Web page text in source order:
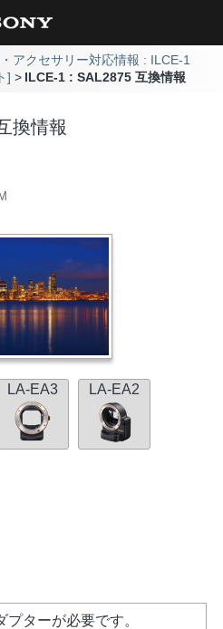
アクセサリー対応情報 : ILCE-1
]
ILCE-1 : SAL2875 互換情報
換情報
LA-EA3 LA-EA2
ターが必要です。